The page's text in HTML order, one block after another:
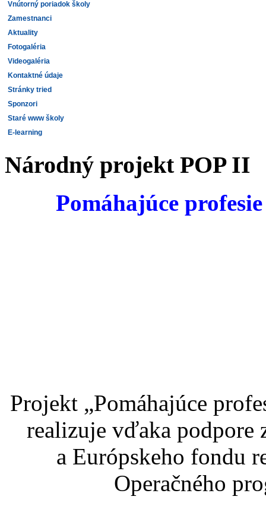
Vnútorný poriadok školy
Zamestnanci
Aktuality
Fotogaléria
Videogaléria
Kontaktné údaje
Stránky tried
Sponzori
Staré www školy
E-learning
Národný projekt POP II
Pomáhajúce
Projekt „Pomáhajúce
realizuje vďaka podpore
a Európskeho fondu
Operačného